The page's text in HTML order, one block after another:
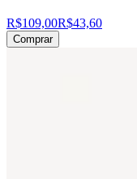
R$109,00R$43,60
Comprar